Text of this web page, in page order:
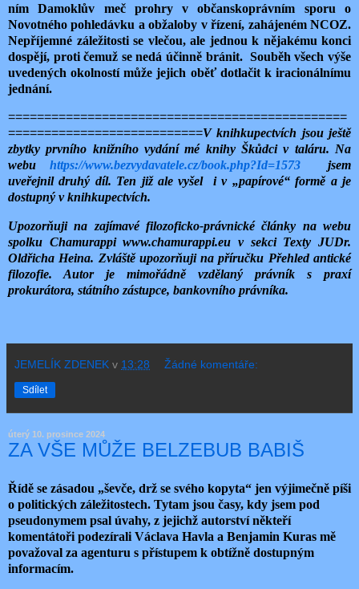
ním Damoklův meč prohry v občanskoprávním sporu o
Novotného pohledávku a obžaloby v řízení, zahájeném NCOZ.
Nepříjemné záležitosti se vlečou, ale jednou k nějakému konci
dospějí, proti čemuž se nedá účinně bránit. Souběh všech výše
uvedených okolností může jejich oběť dotlačit k iracionálnímu
jednání.
===============================================
===========================V knihkupectvích jsou ještě
zbytky prvního knižního vydání mé knihy Škůdci v taláru. Na
webu https://www.bezvydavatele.cz/book.php?Id=1573 jsem
uveřejnil druhý díl. Ten již ale vyšel i v „papírové“ formě a je
dostupný v knihkupectvích.
Upozorňuji na zajímavé filozoficko-právnické články na webu
spolku Chamurappi www.chamurappi.eu v sekci Texty JUDr.
Oldřicha Heina. Zvláště upozorňuji na příručku Přehled antické
filozofie. Autor je mimořádně vzdělaný právník s praxí
prokurátora, státního zástupce, bankovního právníka.
JEMELÍK ZDENEK v 13:28 Žádné komentáře:
Sdílet
úterý 10. prosince 2024
ZA VŠE MŮŽE BELZEBUB BABIŠ
Řídě se zásadou „ševče, drž se svého kopyta“ jen výjimečně píši
o politických záležitostech. Tytam jsou časy, kdy jsem pod
pseudonymem psal úvahy, z jejichž autorství někteří
komentátoři podezírali Václava Havla a Benjamin Kuras mě
považoval za agenturu s přístupem k obtížně dostupným
informacím.